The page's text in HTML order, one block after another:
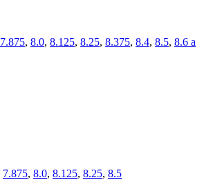
7.875, 8.0, 8.125, 8.25, 8.375, 8.4, 8.5, 8.6 a
7.875, 8.0, 8.125, 8.25, 8.5